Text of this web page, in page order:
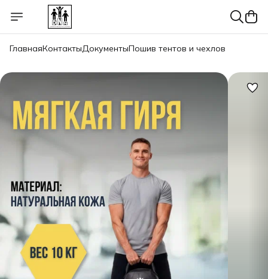
ГлавнаяКонтактыДокументыПошив тентов и чехлов